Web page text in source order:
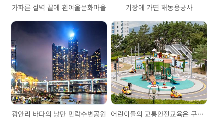
가파른 절벽 끝에 흰여울문화마을 기장에 가면 해동용궁사
광안리 바다의 낭만 민락수변공원 어린이들의 교통안전교육은 구포어린이교통공원에서